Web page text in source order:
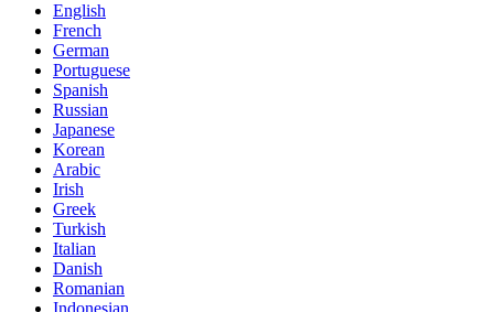
English
French
German
Portuguese
Spanish
Russian
Japanese
Korean
Arabic
Irish
Greek
Turkish
Italian
Danish
Romanian